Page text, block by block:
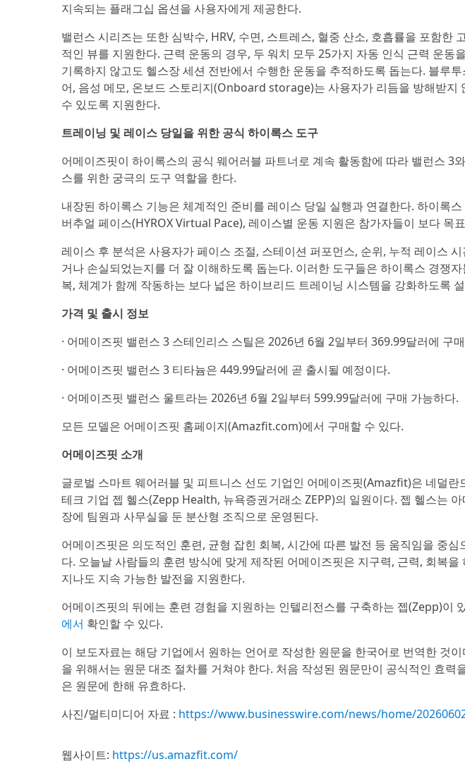
지속되는 플래그십 옵션을 사용자에게 제공한다.
밸런스 시리즈는 또한 심박수, HRV, 수면, 스트레스, 혈중 산소, 호흡률을 포함한
적인 뷰를 지원한다. 근력 운동의 경우, 두 워치 모두 25가지 자동 인식 근력 운동
기록하지 않고도 헬스장 세션 전반에서 수행한 운동을 추적하도록 돕는다. 블루
어, 음성 메모, 온보드 스토리지(Onboard storage)는 사용자가 리듬을 방해받지
수 있도록 지원한다.
트레이닝 및 레이스 당일을 위한 공식 하이록스 도구
어메이즈핏이 하이록스의 공식 웨어러블 파트너로 계속 활동함에 따라 밸런스 3
스를 위한 궁극의 도구 역할을 한다.
내장된 하이록스 기능은 체계적인 준비를 레이스 당일 실행과 연결한다. 하이록
버추얼 페이스(HYROX Virtual Pace), 레이스별 운동 지원은 참가자들이 보다 목
레이스 후 분석은 사용자가 페이스 조절, 스테이션 퍼포먼스, 순위, 누적 레이스
거나 손실되었는지를 더 잘 이해하도록 돕는다. 이러한 도구들은 하이록스 경쟁
복, 체계가 함께 작동하는 보다 넓은 하이브리드 트레이닝 시스템을 강화하도록
가격 및 출시 정보
· 어메이즈핏 밸런스 3 스테인리스 스틸은 2026년 6월 2일부터 369.99달러에 구
· 어메이즈핏 밸런스 3 티타늄은 449.99달러에 곧 출시될 예정이다.
· 어메이즈핏 밸런스 울트라는 2026년 6월 2일부터 599.99달러에 구매 가능하다.
모든 모델은 어메이즈핏 홈페이지(Amazfit.com)에서 구매할 수 있다.
어메이즈핏 소개
글로벌 스마트 웨어러블 및 피트니스 선도 기업인 어메이즈핏(Amazfit)은 네덜
테크 기업 젭 헬스(Zepp Health, 뉴욕증권거래소 ZEPP)의 일원이다. 젭 헬스는
장에 팀원과 사무실을 둔 분산형 조직으로 운영된다.
어메이즈핏은 의도적인 훈련, 균형 잡힌 회복, 시간에 따른 발전 등 움직임을 중
다. 오늘날 사람들의 훈련 방식에 맞게 제작된 어메이즈핏은 지구력, 근력, 회복
지나도 지속 가능한 발전을 지원한다.
어메이즈핏의 뒤에는 훈련 경험을 지원하는 인텔리전스를 구축하는 젭(Zepp)이
에서 확인할 수 있다.
이 보도자료는 해당 기업에서 원하는 언어로 작성한 원문을 한국어로 번역한 것
을 위해서는 원문 대조 절차를 거쳐야 한다. 처음 작성된 원문만이 공식적인 효력
은 원문에 한해 유효하다.
사진/멀티미디어 자료 : https://www.businesswire.com/news/home/
웹사이트: https://us.amazfit.com/